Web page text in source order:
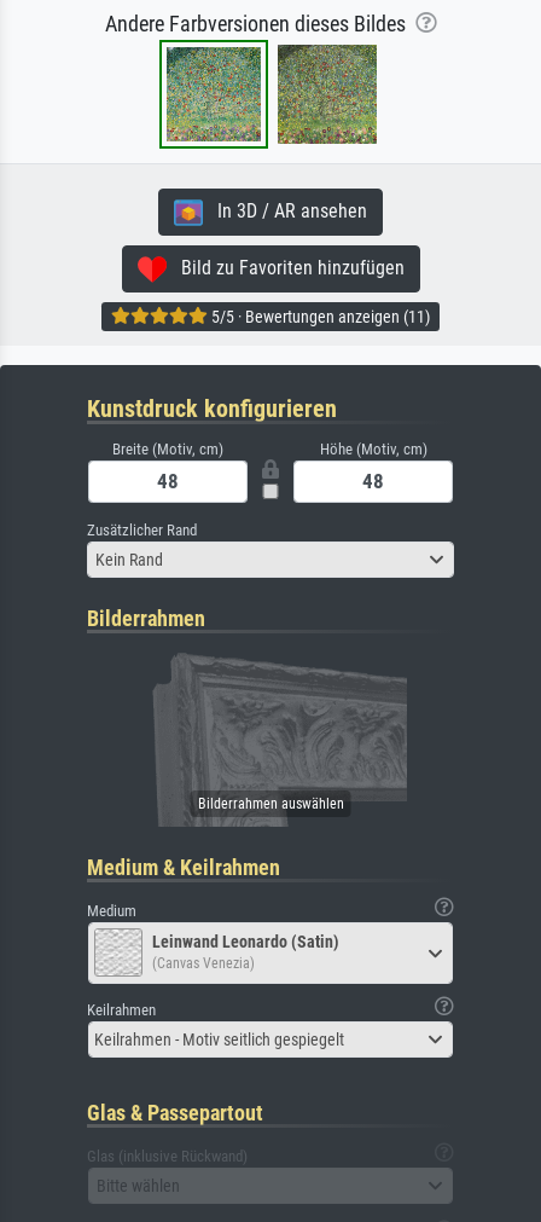
Andere Farbversionen dieses Bildes
In 3D / AR ansehen
Bild zu Favoriten hinzufügen
5/5 · Bewertungen anzeigen (11)
Kunstdruck konfigurieren
Breite (Motiv, cm) Höhe (Motiv, cm)
Zusätzlicher Rand
Kein Rand
Bilderrahmen
Medium & Keilrahmen
Medium
Leinwand Leonardo (Satin)
(Canvas Venezia)
Keilrahmen
Keilrahmen - Motiv seitlich gespiegelt
Glas & Passepartout
Glas (inklusive Rückwand)
Bitte wählen